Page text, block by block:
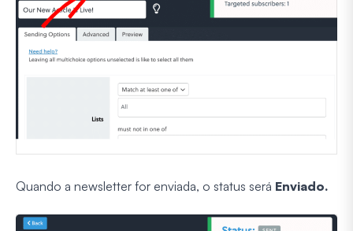
Quando a newsletter for enviada, o status será Enviado.